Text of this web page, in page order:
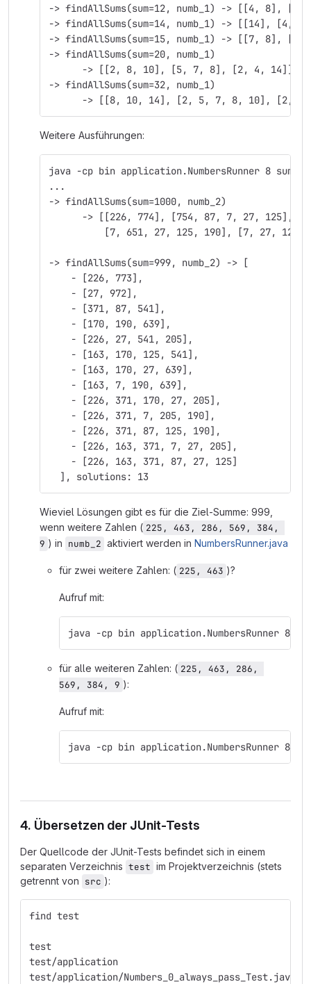
-> findAllSums(sum=12, numb_1) -> [[4, 8],
-> findAllSums(sum=14, numb_1) -> [[14],
-> findAllSums(sum=15, numb_1) -> [[7, 8],
-> findAllSums(sum=20, numb_1)
-> [[2, 8, 10], [5, 7, 8], [2, 4, 14]],
-> findAllSums(sum=32, numb_1)
-> [[8, 10, 14], [2, 5, 7, 8, 10], [2,
Weitere Ausführungen:
java -cp bin application.NumbersRunner 8
...
-> findAllSums(sum=1000, numb_2)
-> [[226, 774], [754, 87, 7, 27, 125],
[7, 651, 27, 125, 190], [7, 27, 125,
-> findAllSums(sum=999, numb_2) -> [
    - [226, 773],
    - [27, 972],
    - [371, 87, 541],
    - [170, 190, 639],
    - [226, 27, 541, 205],
    - [163, 170, 125, 541],
    - [163, 170, 27, 639],
    - [163, 7, 190, 639],
    - [226, 371, 170, 27, 205],
    - [226, 371, 7, 205, 190],
    - [226, 371, 87, 125, 190],
    - [226, 163, 371, 7, 27, 205],
    - [226, 163, 371, 87, 27, 125]
  ], solutions: 13
Wieviel Lösungen gibt es für die Ziel‐Summe: 999,
wenn weitere Zahlen ( 225, 463, 286, 569, 384,
9 ) in numb_2 aktiviert werden in NumbersRunner.java
für zwei weitere Zahlen: ( 225, 463 )?
Aufruf mit:
java -cp bin application.NumbersRunner 8
für alle weiteren Zahlen: ( 225, 463, 286,
569, 384, 9 ):
Aufruf mit:
java -cp bin application.NumbersRunner 8
4. Übersetzen der JUnit-Tests
Der Quellcode der JUnit-Tests befindet sich in einem
separaten Verzeichnis test im Projektverzeichnis (stets
getrennt von src ):
find test
test
test/application
test/application/Numbers_0_always_pass_Test.java